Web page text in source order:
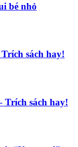
bé nhỏ
sách hay!
Trích sách hay!